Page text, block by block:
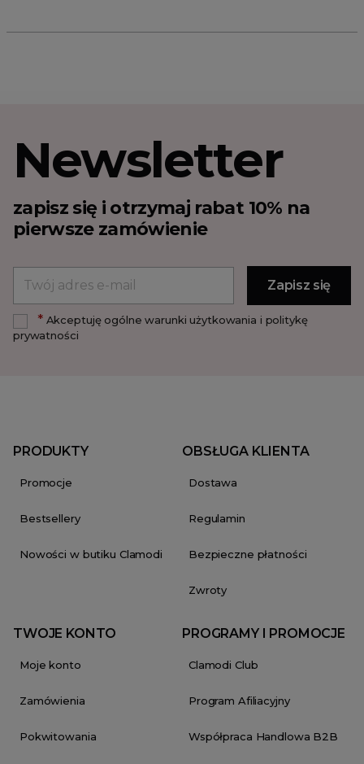
Newsletter
zapisz się i otrzymaj rabat 10% na
pierwsze zamówienie
*Akceptuję ogólne warunki użytkowania i politykę
prywatności
PRODUKTY
Promocje
Bestsellery
Nowości w butiku Clamodi
OBSŁUGA KLIENTA
Dostawa
Regulamin
Bezpieczne płatności
Zwroty
TWOJE KONTO
Moje konto
Zamówienia
Pokwitowania
PROGRAMY I PROMOCJE
Clamodi Club
Program Afiliacyjny
Współpraca Handlowa B2B